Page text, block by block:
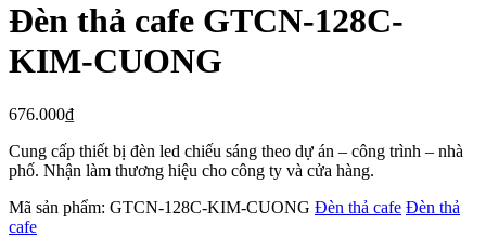
Đèn thả cafe GTCN-128C-
KIM-CUONG
676.000₫
Cung cấp thiết bị đèn led chiếu sáng theo dự án – công trình – nhà
phố. Nhận làm thương hiệu cho công ty và cửa hàng.
Mã sản phẩm: GTCN-128C-KIM-CUONG Đèn thả cafe Đèn thả
cafe